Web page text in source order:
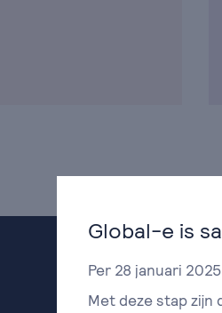
Global-e is
Per 28 januari
Met deze stap zijn